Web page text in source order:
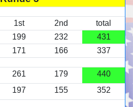
1st 2nd
total
199 232
431
171 166 337
261 179
440
197 155 352